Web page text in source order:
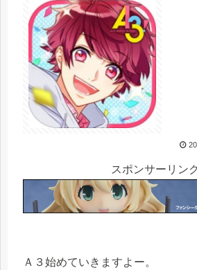
スポンサーリンク
Ａ３始めていきますよー。